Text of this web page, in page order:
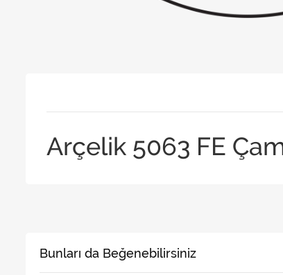
Arçelik 5063 FE
Bunları da Beğenebilirsiniz